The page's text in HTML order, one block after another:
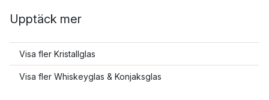
Upptäck mer
Visa fler Kristallglas
Visa fler Whiskeyglas & Konjaksglas